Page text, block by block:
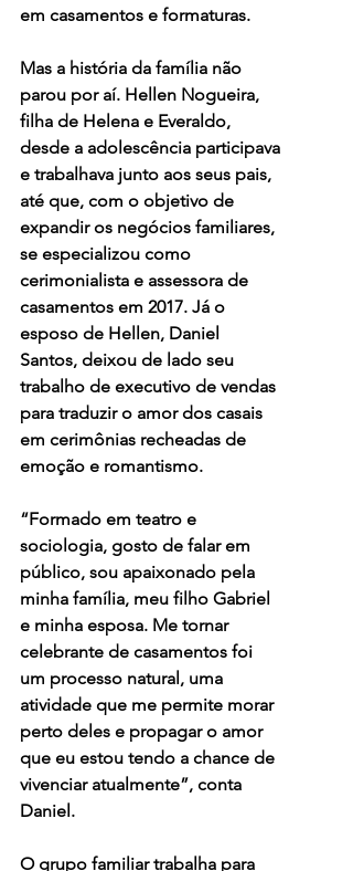
em casamentos e formaturas.
Mas a história da família não
parou por aí. Hellen Nogueira,
filha de Helena e Everaldo,
desde a adolescência participava
e trabalhava junto aos seus pais,
até que, com o objetivo de
expandir os negócios familiares,
se especializou como
cerimonialista e assessora de
casamentos em 2017. Já o
esposo de Hellen, Daniel
Santos, deixou de lado seu
trabalho de executivo de vendas
para traduzir o amor dos casais
em cerimônias recheadas de
emoção e romantismo.
“Formado em teatro e
sociologia, gosto de falar em
público, sou apaixonado pela
minha família, meu filho Gabriel
e minha esposa. Me tornar
celebrante de casamentos foi
um processo natural, uma
atividade que me permite morar
perto deles e propagar o amor
que eu estou tendo a chance de
vivenciar atualmente”, conta
Daniel.
O grupo familiar trabalha para